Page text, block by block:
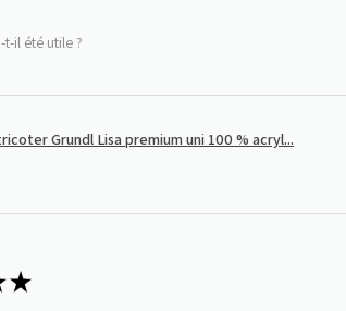
t-il été utile ?
Grundl Lisa premium uni 100 % acryl...
★